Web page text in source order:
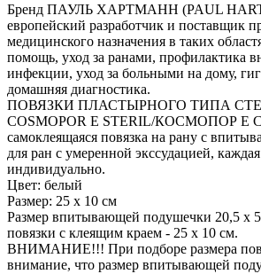
Бренд ПАУЛЬ ХАРТМАНН (PAUL
европейский разработчик и поставщик
медицинского назначения в таких
помощь, уход за ранами, профилактика
инфекции, уход за больными на дому,
домашняя диагностика.
ПОВЯЗКИ ПЛАСТЫРНОГО ТИПА
COSMOPOR E STERIL/КОСМОПОР Е
самоклеящаяся повязка на рану с
для ран с умеренной экссудацией,
индивидуально.
Цвет: белый
Размер: 25 х 10 см
Размер впитывающей подушечки 20,5 х
повязки с клеящим краем - 25 х 10 см.
ВНИМАНИЕ!!! При подборе размера
внимание, что размер впитывающей